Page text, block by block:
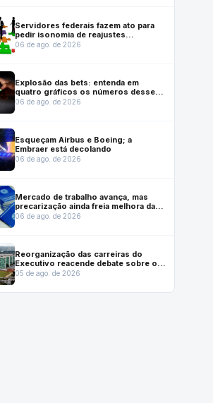
Servidores federais fazem ato para
pedir isonomia de reajustes
previstos em lei que reestruturou
06 de ago. de 2026
Explosão das bets: entenda em
quatro gráficos os números desse
mercado no Brasil
06 de ago. de 2026
Esqueçam Airbus e Boeing; a
Embraer está decolando
06 de ago. de 2026
Mercado de trabalho avança, mas
precarização ainda freia melhora das
condições de emprego, mostra
06 de ago. de 2026
Reorganização das carreiras do
Executivo reacende debate sobre o
futuro institucional do Inmetro
05 de ago. de 2026